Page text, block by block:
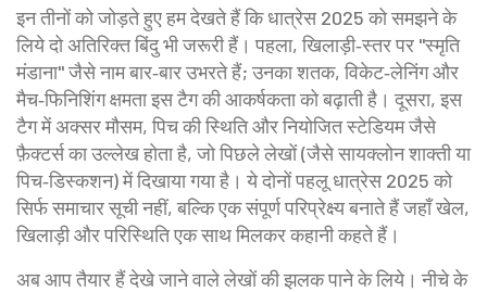
इन तीनों को जोड़ते हुए हम देखते हैं कि धात्रेस 2025 को समझने के
लिये दो अतिरिक्त बिंदु भी जरूरी हैं। पहला, खिलाड़ी‑स्तर पर "स्मृति
मंडाना" जैसे नाम बार‑बार उभरते हैं; उनका शतक, विकेट‑लेनिंग और
मैच‑फिनिशिंग क्षमता इस टैग की आकर्षकता को बढ़ाती है। दूसरा, इस
टैग में अक्सर मौसम, पिच की स्थिति और नियोजित स्टेडियम जैसे
फ़ैक्टर्स का उल्लेख होता है, जो पिछले लेखों (जैसे सायक्लोन शाक्ती या
पिच‑डिस्कशन) में दिखाया गया है। ये दोनों पहलू धात्रेस 2025 को
सिर्फ समाचार सूची नहीं, बल्कि एक संपूर्ण परिप्रेक्ष्य बनाते हैं जहाँ खेल,
खिलाड़ी और परिस्थिति एक साथ मिलकर कहानी कहते हैं।
अब आप तैयार हैं देखे जाने वाले लेखों की झलक पाने के लिये। नीचे के